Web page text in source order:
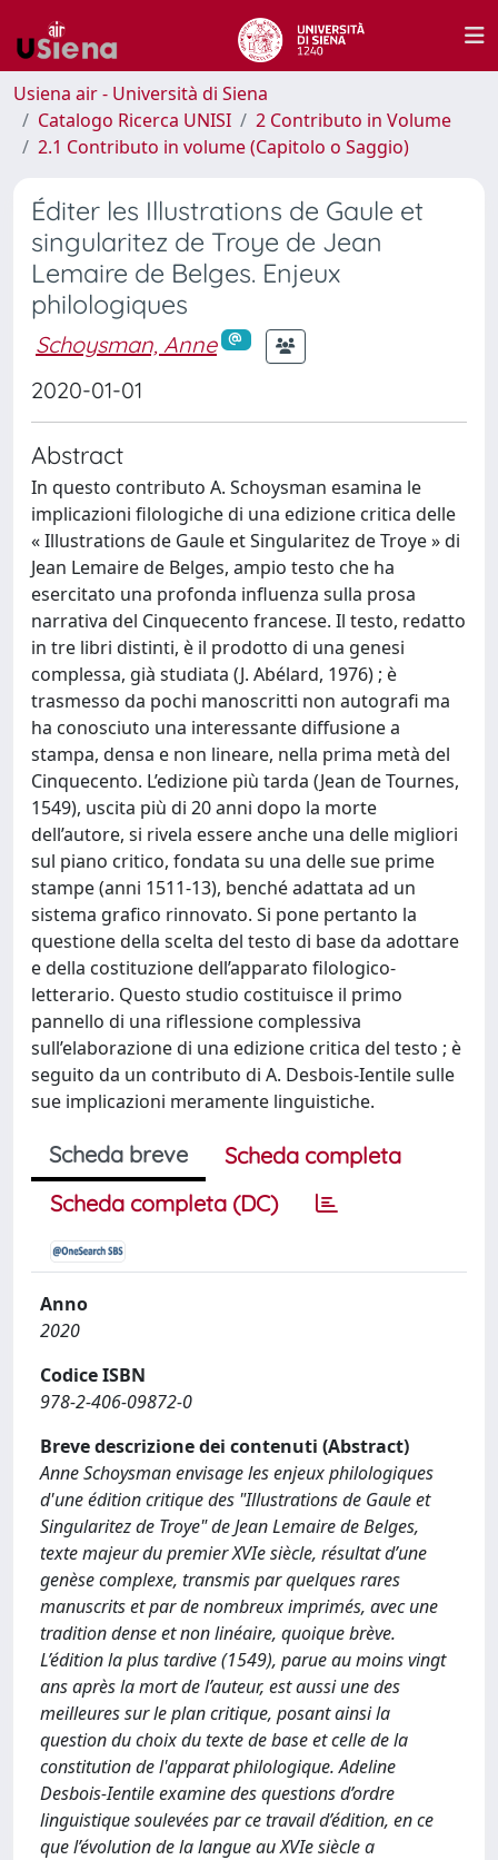
Usiena air - Università di Siena
Catalogo Ricerca UNISI
2 Contributo in Volume
2.1 Contributo in volume (Capitolo o Saggio)
Éditer les Illustrations de Gaule et
singularitez de Troye de Jean
Lemaire de Belges. Enjeux
philologiques
Schoysman, Anne
2020-01-01
Abstract
In questo contributo A. Schoysman esamina le
implicazioni filologiche di una edizione critica delle
« Illustrations de Gaule et Singularitez de Troye » di
Jean Lemaire de Belges, ampio testo che ha
esercitato una profonda influenza sulla prosa
narrativa del Cinquecento francese. Il testo, redatto
in tre libri distinti, è il prodotto di una genesi
complessa, già studiata (J. Abélard, 1976) ; è
trasmesso da pochi manoscritti non autografi ma
ha conosciuto una interessante diffusione a
stampa, densa e non lineare, nella prima metà del
Cinquecento. L’edizione più tarda (Jean de Tournes,
1549), uscita più di 20 anni dopo la morte
dell’autore, si rivela essere anche una delle migliori
sul piano critico, fondata su una delle sue prime
stampe (anni 1511-13), benché adattata ad un
sistema grafico rinnovato. Si pone pertanto la
questione della scelta del testo di base da adottare
e della costituzione dell’apparato filologico-
letterario. Questo studio costituisce il primo
pannello di una riflessione complessiva
sull’elaborazione di una edizione critica del testo ; è
seguito da un contributo di A. Desbois-Ientile sulle
sue implicazioni meramente linguistiche.
Scheda breve
Scheda completa
Scheda completa (DC)
Anno
2020
Codice ISBN
978-2-406-09872-0
Breve descrizione dei contenuti (Abstract)
Anne Schoysman envisage les enjeux philologiques
d'une édition critique des "Illustrations de Gaule et
Singularitez de Troye" de Jean Lemaire de Belges,
texte majeur du premier XVIe siècle, résultat d’une
genèse complexe, transmis par quelques rares
manuscrits et par de nombreux imprimés, avec une
tradition dense et non linéaire, quoique brève.
L’édition la plus tardive (1549), parue au moins vingt
ans après la mort de l’auteur, est aussi une des
meilleures sur le plan critique, posant ainsi la
question du choix du texte de base et celle de la
constitution de l'apparat philologique. Adeline
Desbois-Ientile examine des questions d’ordre
linguistique soulevées par ce travail d’édition, en ce
que l’évolution de la langue au XVIe siècle a